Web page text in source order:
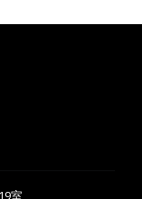
室